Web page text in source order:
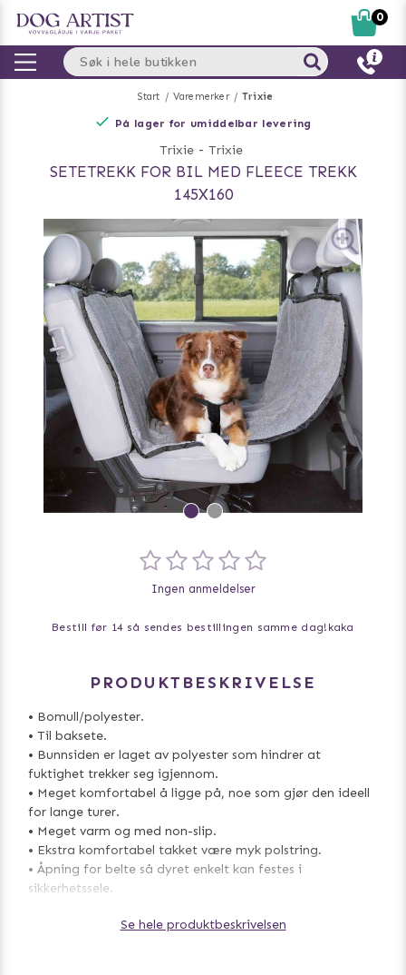
Start Varemerker Trixie
På lager for umiddelbar levering
Trixie - Trixie
SETETREKK FOR BIL MED FLEECE TREKK
145X160
Ingen anmeldelser
Bestill før 14 så sendes bestillingen samme dag! kaka
PRODUKTBESKRIVELSE
• Bomull/polyester.
• Til baksete.
• Bunnsiden er laget av polyester som hindrer at
fuktighet trekker seg igjennom.
• Meget komfortabel å ligge på, noe som gjør den ideell
for lange turer.
• Meget varm og med non-slip.
• Ekstra komfortabel takket være myk polstring.
• Åpning for belte så dyret enkelt kan festes i
sikkerhetssele.
• Meget slitesterkt.Se hele produktbeskrivelsen
0